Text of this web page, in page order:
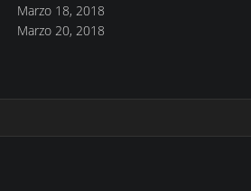
Marzo 18, 2018
Marzo 20, 2018